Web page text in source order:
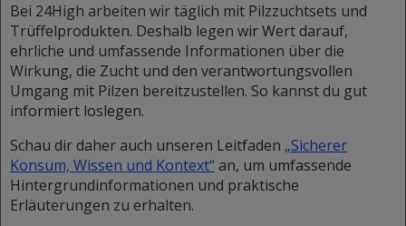
Bei 24High arbeiten wir täglich mit Pilzzuchtsets und
Trüffelprodukten. Deshalb legen wir Wert darauf,
ehrliche und umfassende Informationen über die
Wirkung, die Zucht und den verantwortungsvollen
Umgang mit Pilzen bereitzustellen. So kannst du gut
informiert loslegen.
Schau dir daher auch unseren Leitfaden „Sicherer
Konsum, Wissen und Kontext“an, um umfassende
Hintergrundinformationen und praktische
Erläuterungen zu erhalten.